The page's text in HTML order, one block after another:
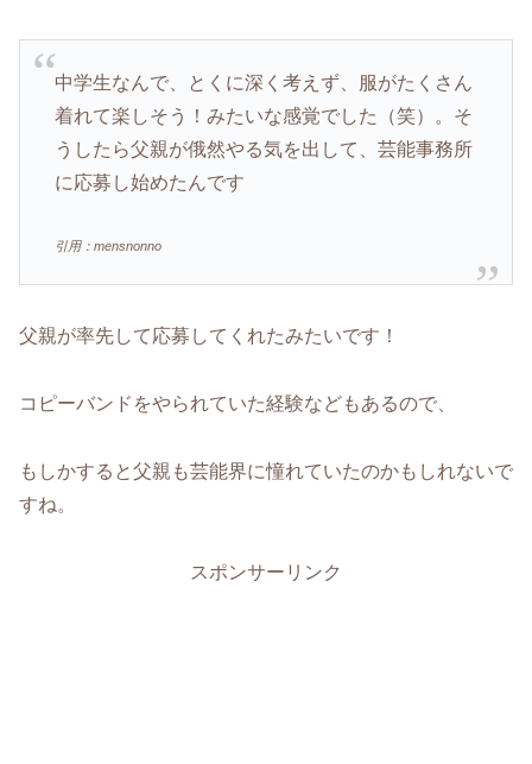
中学生なんで、とくに深く考えず、服がたくさん
着れて楽しそう！みたいな感覚でした（笑）。そ
うしたら父親が俄然やる気を出して、芸能事務所
に応募し始めたんです
引用：mensnonno
父親が率先して応募してくれたみたいです！
コピーバンドをやられていた経験などもあるので、
もしかすると父親も芸能界に憧れていたのかもしれないで
すね。
スポンサーリンク